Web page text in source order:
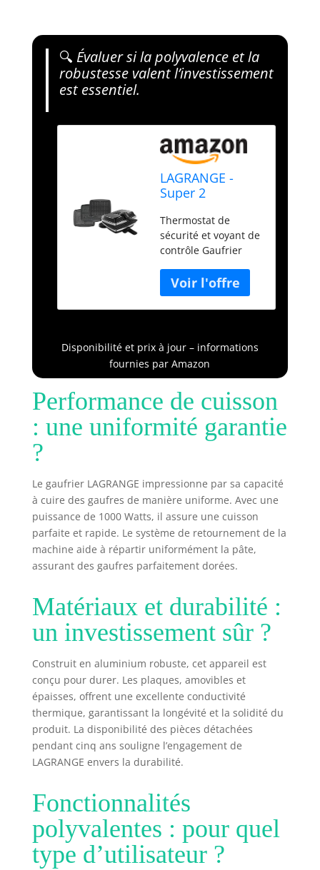
🔍 Évaluer si la polyvalence et la
robustesse valent l’investissement
est essentiel.
LAGRANGE -
Super 2
avec jeu de
plaques gaufres,
gaufrettes et
croque
monsieur
1000W
Thermostat de
sécurité et voyant de
contrôle Gaufrier
socle Multifonction :
plaques
interchangeables
Disponibilité et prix à jour – informations
fournies par Amazon
Performance de cuisson
: une uniformité garantie
?
Le gaufrier LAGRANGE impressionne par sa capacité
à cuire des gaufres de manière uniforme. Avec une
puissance de 1000 Watts, il assure une cuisson
parfaite et rapide. Le système de retournement de la
machine aide à répartir uniformément la pâte,
assurant des gaufres parfaitement dorées.
Matériaux et durabilité :
un investissement sûr ?
Construit en aluminium robuste, cet appareil est
conçu pour durer. Les plaques, amovibles et
épaisses, offrent une excellente conductivité
thermique, garantissant la longévité et la solidité du
produit. La disponibilité des pièces détachées
pendant cinq ans souligne l’engagement de
LAGRANGE envers la durabilité.
Fonctionnalités
polyvalentes : pour quel
type d’utilisateur ?